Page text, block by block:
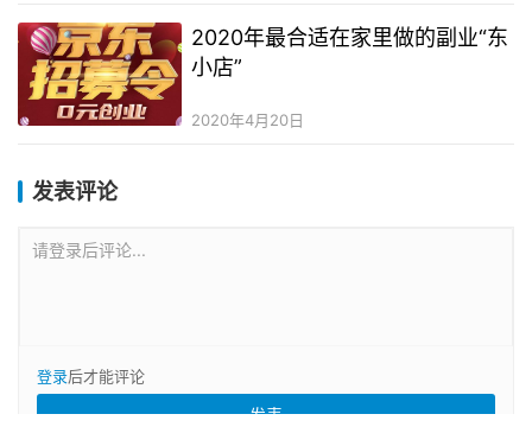
2020年最合适在家里做的副业“东
小店”
2020年4月20日
发表评论
请登录后评论...
登录后才能评论